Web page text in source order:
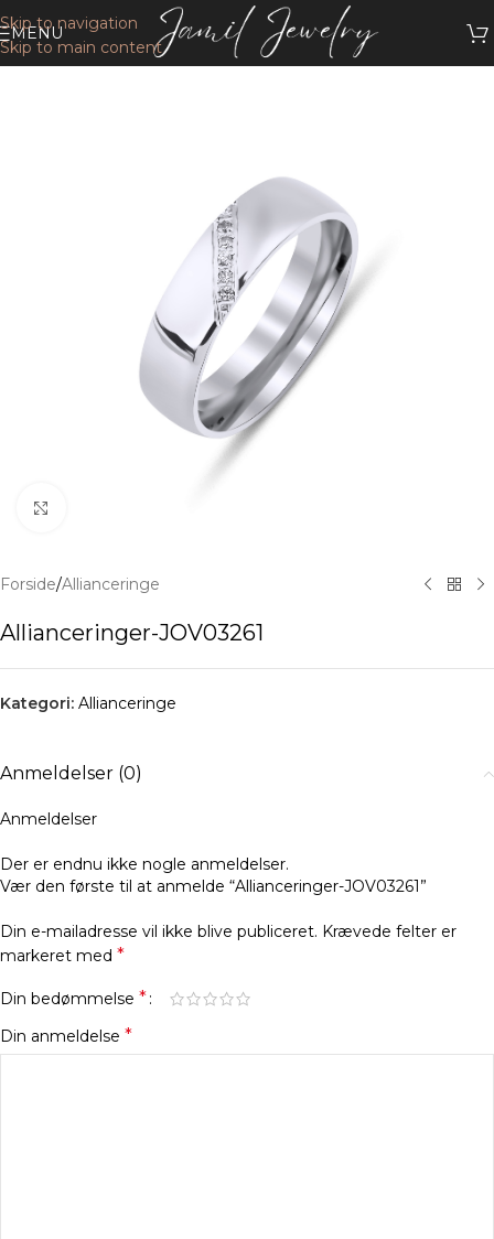
Skip to navigation
Skip to main content
MENU
Forside/Allianceringe
Allianceringer-JOV03261
Kategori: Allianceringe
Anmeldelser (0)
Anmeldelser
Der er endnu ikke nogle anmeldelser.
Vær den første til at anmelde “Allianceringer-JOV03261”
Din e-mailadresse vil ikke blive publiceret. Krævede felter er
markeret med *
Din bedømmelse *
Din anmeldelse *